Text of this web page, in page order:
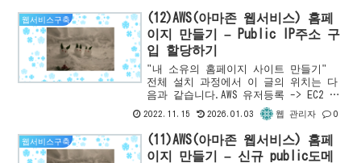
설...
웹서비스구축
(12)AWS(아마존 웹서비스) 홈페
이지 만들기 – Public IP주소 구
입 할당하기
"내 소유의 홈페이지 사이트 만들기"
전체 설치 과정에서 이 글의 위치는 다
음과 같습니다.AWS 유저등록 -> EC2 인
스턴스 등록 -> EC2 인스턴스 확인 -
>PHP7설치 -> Apache HTTP Server
설...
2022.11.15 2026.01.03 웹 관리자 0
웹서비스구축
(11)AWS(아마존 웹서비스) 홈페
이지 만들기 – 신규 public도메